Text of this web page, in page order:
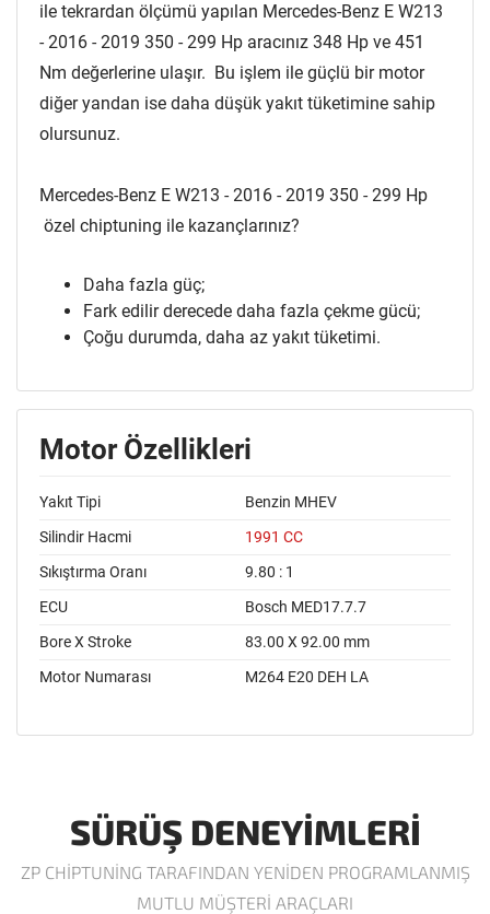
ile tekrardan ölçümü yapılan Mercedes-Benz E W213
- 2016 - 2019 350 - 299 Hp aracınız 348 Hp ve 451
Nm değerlerine ulaşır. Bu işlem ile güçlü bir motor
diğer yandan ise daha düşük yakıt tüketimine sahip
olursunuz.
Mercedes-Benz E W213 - 2016 - 2019 350 - 299 Hp
özel chiptuning ile kazançlarınız?
Daha fazla güç;
Fark edilir derecede daha fazla çekme gücü;
Çoğu durumda, daha az yakıt tüketimi.
Motor Özellikleri
Yakıt Tipi
Benzin MHEV
Silindir Hacmi
1991 CC
Sıkıştırma Oranı
9.80 : 1
ECU
Bosch MED17.7.7
Bore X Stroke
83.00 X 92.00 mm
Motor Numarası
M264 E20 DEH LA
SÜRÜŞ DENEYIMLERI
ZP CHIPTUNING TARAFINDAN YENIDEN PROGRAMLANMIŞ
MUTLU MÜŞTERI ARAÇLARI